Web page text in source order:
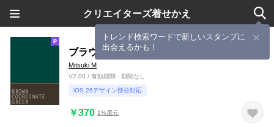
クリエイターズ着せかえ
トレンド検索ワードで新しいスタンプに
出会えるかも！
ブラウンコーデ*グリーン
Mitsuki M
V2.00 / 有効期間 - 期限なし
iOS 26デザイン部分対応
￥370 1%還元